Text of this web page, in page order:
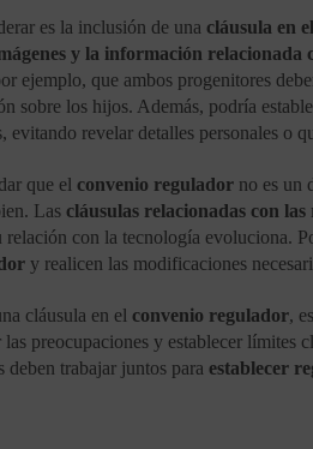
es la inclusión de una cláusula en
y la información relacionada
ejemplo, que ambos progenitores
sobre los hijos. Además, podría
evitando revelar detalles personales o
que el convenio regulador no es un
Las cláusulas relacionadas con las
relación con la tecnología evoluciona.
y realicen las modificaciones
cláusula en el convenio regulador,
preocupaciones y establecer límites
deben trabajar juntos para establecer